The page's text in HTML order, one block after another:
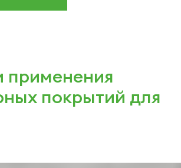
применения
покрытий для